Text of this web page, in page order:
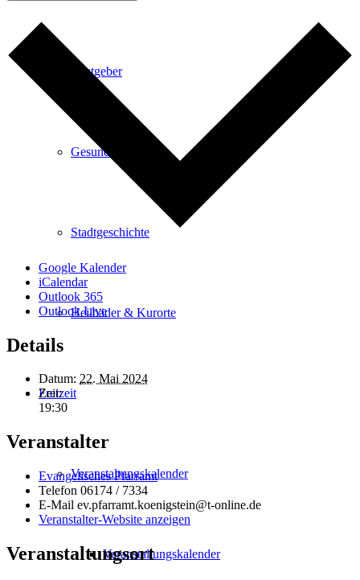
Gastgeber
Gesundheit
Stadtgeschichte
Heilbäder & Kurorte
Freizeit
Veranstaltungskalender
Veranstaltungskalender
Google Kalender
iCalendar
Outlook 365
Outlook Live
Details
Datum: 22. Mai 2024
Zeit:
19:30
Veranstalter
Evangelisches Pfarramt
Telefon 06174 / 7334
E-Mail ev.pfarramt.koenigstein@t-online.de
Veranstalter-Website anzeigen
Veranstaltungsort